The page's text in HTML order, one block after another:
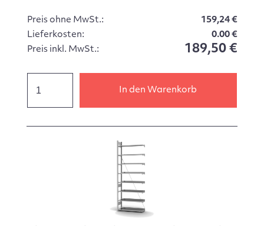
Preis ohne MwSt.:
159,24 €
Lieferkosten:
0.00 €
Preis inkl. MwSt.:
189,50 €
In den Warenkorb